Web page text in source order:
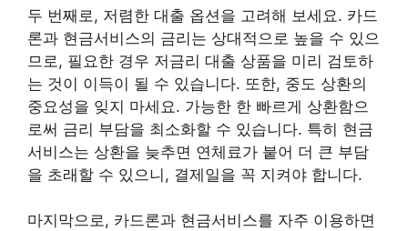
두 번째로, 저렴한 대출 옵션을 고려해 보세요. 카드
론과 현금서비스의 금리는 상대적으로 높을 수 있으
므로, 필요한 경우 저금리 대출 상품을 미리 검토하
는 것이 이득이 될 수 있습니다. 또한, 중도 상환의
중요성을 잊지 마세요. 가능한 한 빠르게 상환함으
로써 금리 부담을 최소화할 수 있습니다. 특히 현금
서비스는 상환을 늦추면 연체료가 붙어 더 큰 부담
을 초래할 수 있으니, 결제일을 꼭 지켜야 합니다.
마지막으로, 카드론과 현금서비스를 자주 이용하면